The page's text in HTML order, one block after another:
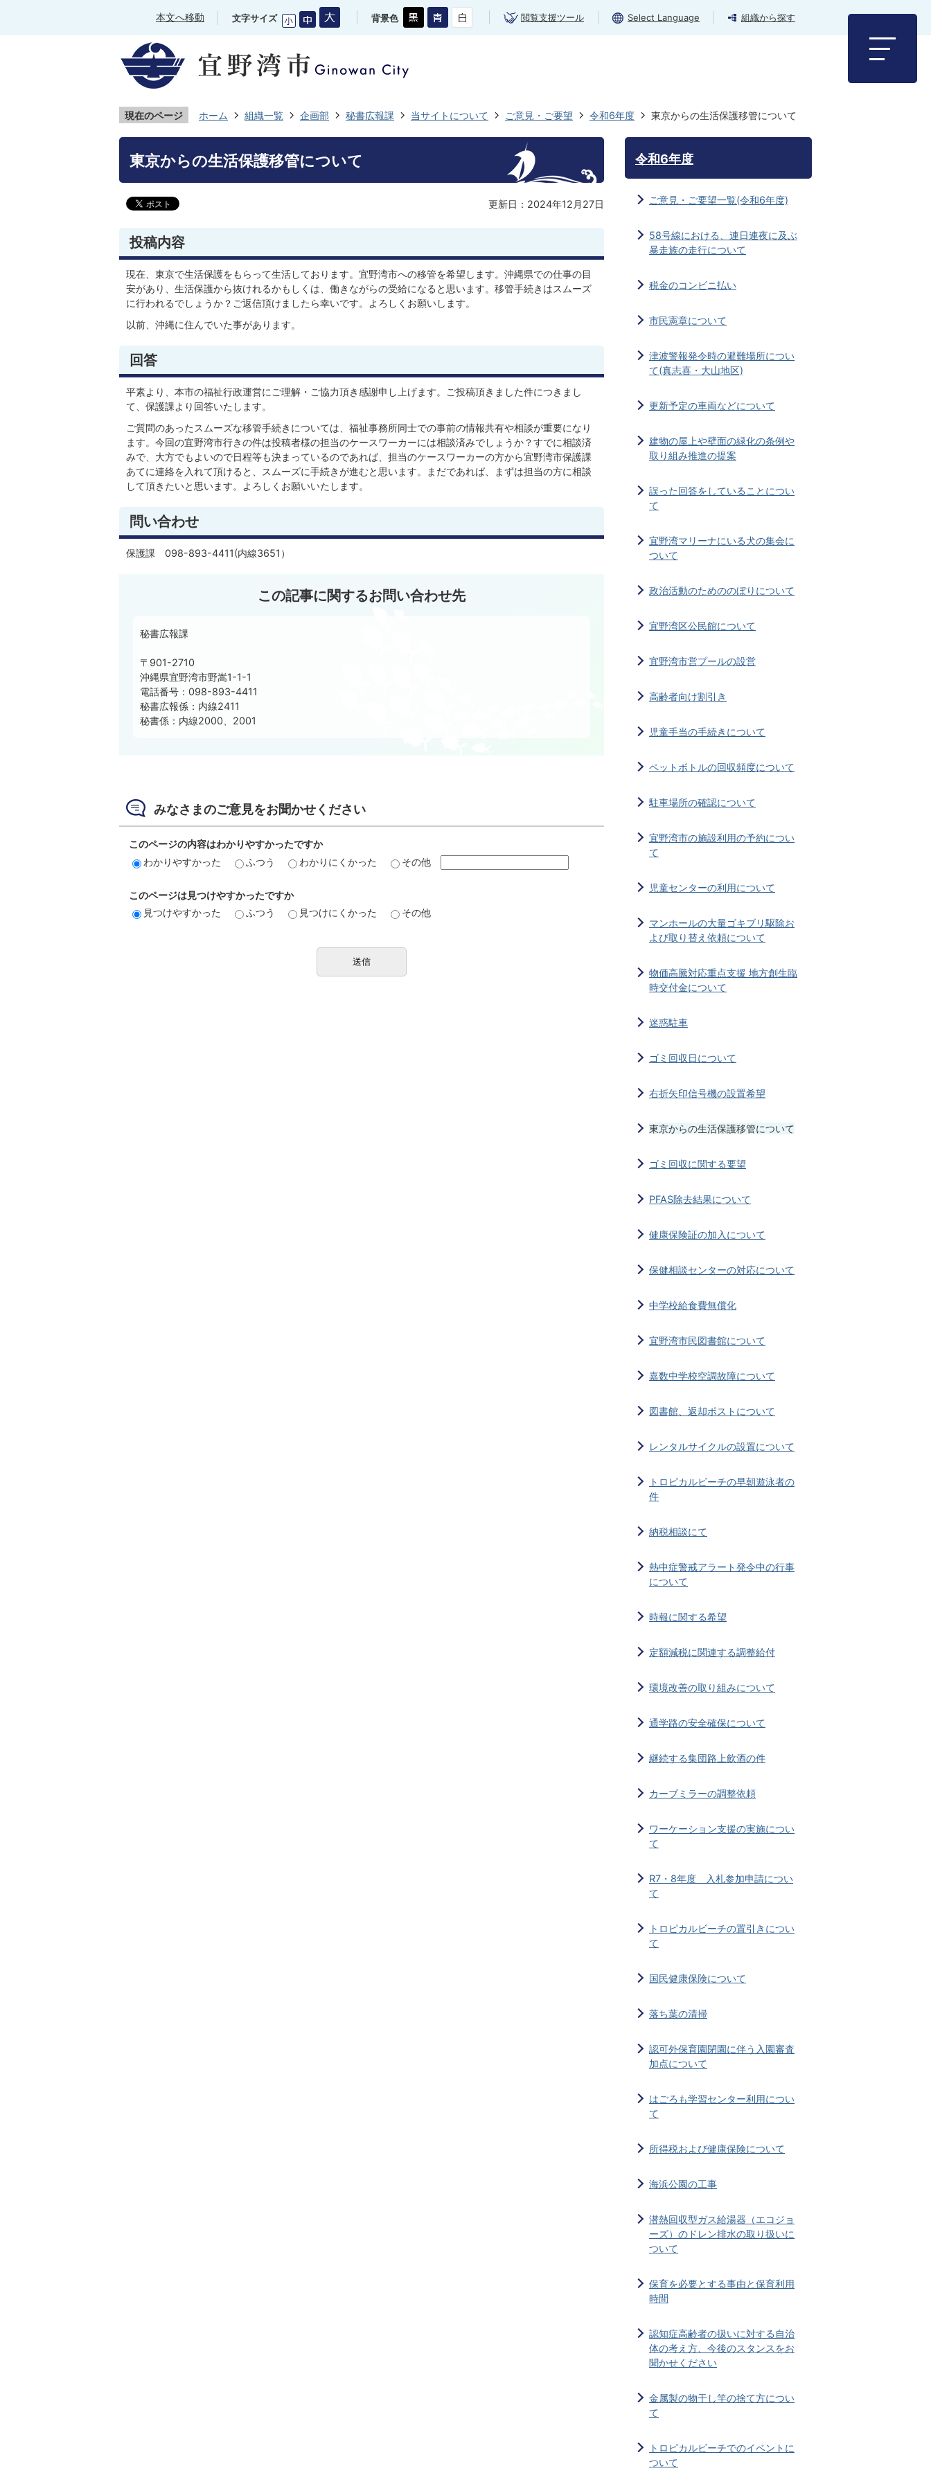
本文へ移動 文字サイズ 背景色 閲覧支援ツール Select Language 組織から探す
現在のページ ホーム 組織一覧 企画部 秘書広報課 当サイトについて ご意見・ご要望 令和6年度 東京からの生活保護移管について
東京からの生活保護移管について
更新日：2024年12月27日
投稿内容
現在、東京で生活保護をもらって生活しております。宜野湾市への移管を希望します。沖縄県での仕事の目
安があり、生活保護から抜けれるかもしくは、働きながらの受給になると思います。移管手続きはスムーズ
に行われるでしょうか？ご返信頂けましたら幸いです。よろしくお願いします。
以前、沖縄に住んでいた事があります。
回答
平素より、本市の福祉行政運営にご理解・ご協力頂き感謝申し上げます。ご投稿頂きました件につきまし
て、保護課より回答いたします。
ご質問のあったスムーズな移管手続きについては、福祉事務所同士での事前の情報共有や相談が重要になり
ます。今回の宜野湾市行きの件は投稿者様の担当のケースワーカーには相談済みでしょうか？すでに相談済
みで、大方でもよいので日程等も決まっているのであれば、担当のケースワーカーの方から宜野湾市保護課
あてに連絡を入れて頂けると、スムーズに手続きが進むと思います。まだであれば、まずは担当の方に相談
して頂きたいと思います。よろしくお願いいたします。
問い合わせ
保護課 098-893-4411(内線3651）
この記事に関するお問い合わせ先
秘書広報課
〒901-2710
沖縄県宜野湾市野嵩1-1-1
電話番号：098-893-4411
秘書広報係：内線2411
秘書係：内線2000、2001
みなさまのご意見をお聞かせください
このページの内容はわかりやすかったですか
わかりやすかった
ふつう わかりにくかった その他
このページは見つけやすかったですか
見つけやすかった
ふつう 見つけにくかった その他
令和6年度
ご意見・ご要望一覧(令和6年度)
58号線における、連日連夜に及ぶ
暴走族の走行について
税金のコンビニ払い
市民憲章について
津波警報発令時の避難場所につい
て(真志喜・大山地区)
更新予定の車両などについて
建物の屋上や壁面の緑化の条例や
取り組み推進の提案
誤った回答をしていることについ
て
宜野湾マリーナにいる犬の集会に
ついて
政治活動のためののぼりについて
宜野湾区公民館について
宜野湾市営プールの設営
高齢者向け割引き
児童手当の手続きについて
ペットボトルの回収頻度について
駐車場所の確認について
宜野湾市の施設利用の予約につい
て
児童センターの利用について
マンホールの大量ゴキブリ駆除お
よび取り替え依頼について
物価高騰対応重点支援 地方創生臨
時交付金について
迷惑駐車
ゴミ回収日について
右折矢印信号機の設置希望
東京からの生活保護移管について
ゴミ回収に関する要望
PFAS除去結果について
健康保険証の加入について
保健相談センターの対応について
中学校給食費無償化
宜野湾市民図書館について
嘉数中学校空調故障について
図書館、返却ポストについて
レンタルサイクルの設置について
トロピカルビーチの早朝遊泳者の
件
納税相談にて
熱中症警戒アラート発令中の行事
について
時報に関する希望
定額減税に関連する調整給付
環境改善の取り組みについて
通学路の安全確保について
継続する集団路上飲酒の件
カーブミラーの調整依頼
ワーケーション支援の実施につい
て
R7・8年度 入札参加申請につい
て
トロピカルビーチの置引きについ
て
国民健康保険について
落ち葉の清掃
認可外保育園閉園に伴う入園審査
加点について
はごろも学習センター利用につい
て
所得税および健康保険について
海浜公園の工事
潜熱回収型ガス給湯器（エコジョ
ーズ）のドレン排水の取り扱いに
ついて
保育を必要とする事由と保育利用
時間
認知症高齢者の扱いに対する自治
体の考え方、今後のスタンスをお
聞かせください
金属製の物干し竿の捨て方につい
て
トロピカルビーチでのイベントに
ついて